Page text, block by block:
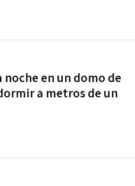
en un domo de
a metros de un